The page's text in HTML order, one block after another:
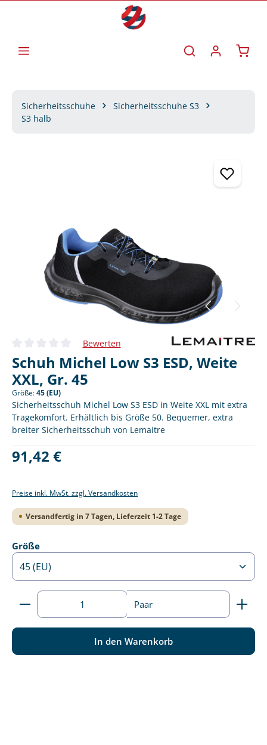
Sicherheitsschuhe
Sicherheitsschuhe S3
S3 halb
Durchschnittliche Bewertung von 0 von 5 Sternen
Bewerten
Schuh Michel Low S3 ESD, Weite
XXL, Gr. 45
Größe:45 (EU)
Sicherheitsschuh Michel Low S3 ESD in Weite XXL mit extra
Tragekomfort. Erhältlich bis Größe 50. Bequemer, extra
breiter Sicherheitsschuh von Lemaitre
Regulärer Preis:
91,42 €
Preise inkl. MwSt. zzgl. Versandkosten
Versandfertig in 7 Tagen, Lieferzeit 1-2 Tage
Größeauswählen
Produkt Anzahl: Gib den gewünschten Wert ein
Paar
In den Warenkorb